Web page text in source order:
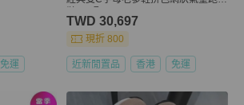
免運
TWD 30,697
現折 800
近新閒置品 香港 免運